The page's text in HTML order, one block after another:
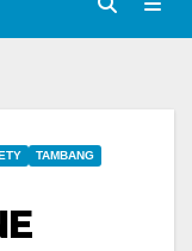
TAMBANG